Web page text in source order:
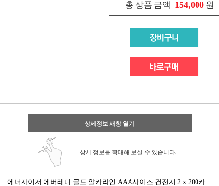
총 상품 금액 154,000 원
상세정보 새창 열기
상세 정보를 확대해 보실 수 있습니다.
에너자이저 에버레디 골드 알카라인 AAA사이즈 건전지 2 x 200카